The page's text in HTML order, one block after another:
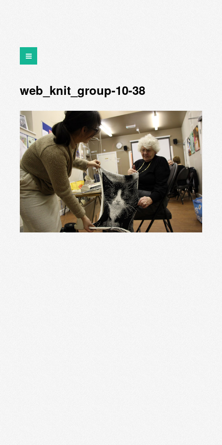
web_knit_group-10-38